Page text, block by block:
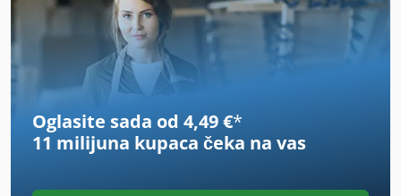
Težina / komad: cca 1.800 kg Opće informacije o predmetu:
Ovaj artikl nudi se samo za preuzimanje. Daljnji željeni
prijevoz ili je isporuka ovog artikla povezana s dodatnim
troškovima, koji zasebno možete zatražiti od nas ovisno o
mjestu isporuke ili opsegu isporuke.
Oglasite sada od 4,49 €*
11 milijuna kupaca čeka na vas